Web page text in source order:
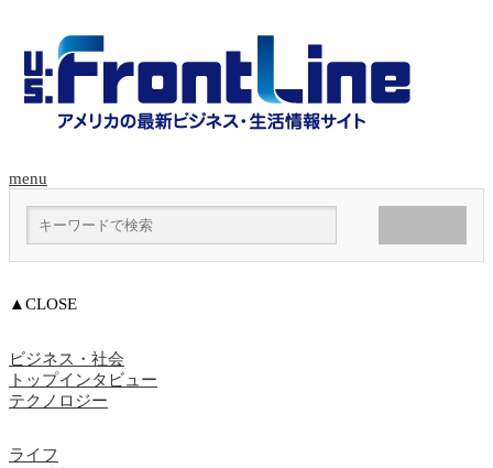
menu
▲CLOSE
ビジネス・社会
トップインタビュー
テクノロジー
ライフ